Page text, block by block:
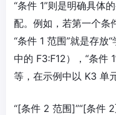
“条件 1”则是明确具体
配。例如，若第一个条
“条件 1 范围”就是存放
中的 F3:F12），“条件
等，在示例中以 K3 单
“[条件 2 范围]”“[条件